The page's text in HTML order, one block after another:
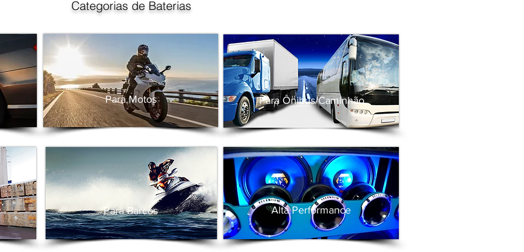
Categorias de Baterias
Para Motos Para Ônibus/Caminhão
Para Barcos Alta Performance